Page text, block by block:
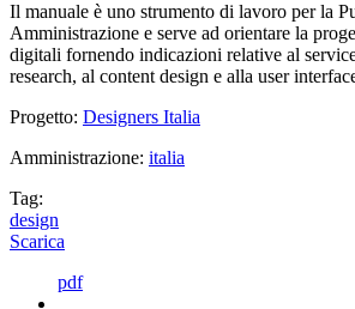
Il manuale è uno strumento di lavoro per la
Amministrazione e serve ad orientare la
digitali fornendo indicazioni relative al
research, al content design e alla user
Progetto: Designers Italia
Amministrazione: italia
Tag:
design
Scarica
pdf